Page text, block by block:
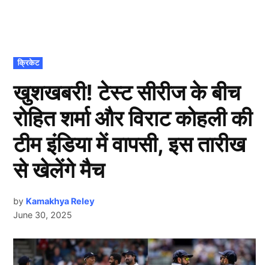
POSTED
IN
क्रिकेट
खुशखबरी! टेस्ट सीरीज के बीच
रोहित शर्मा और विराट कोहली की
टीम इंडिया में वापसी, इस तारीख
से खेलेंगे मैच
by Kamakhya Reley
June 30, 2025